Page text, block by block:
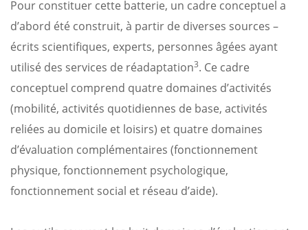
Pour constituer cette batterie, un cadre conceptuel a
d’abord été construit, à partir de diverses sources –
écrits scientifiques, experts, personnes âgées ayant
utilisé des services de réadaptation3. Ce cadre
conceptuel comprend quatre domaines d’activités
(mobilité, activités quotidiennes de base, activités
reliées au domicile et loisirs) et quatre domaines
d’évaluation complémentaires (fonctionnement
physique, fonctionnement psychologique,
fonctionnement social et réseau d’aide).